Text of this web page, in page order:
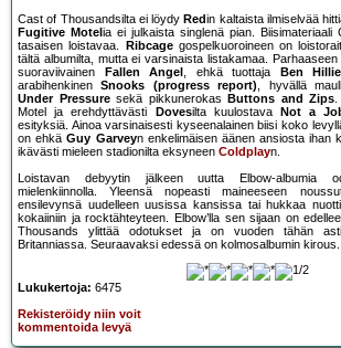
Cast of Thousandsilta ei löydy Redin kaltaista ilmiselvää
Fugitive Motel ia ei julkaista singlenä pian. Biisimateriaali
tasaisen loistavaa.
Ribcagegospelkuoroineen on
tältä albumilta, mutta ei varsinaista listakamaa.
suoraviivainen
Fallen Angel , ehkä tuottaja Ben
arabihenkinenSnooks (progress report), hyvällä
Under Pressuresekä pikkunerokas Buttons and Zips.
Motel ja erehdyttävästi
Dovesilta kuulostava Not a
esityksiä. Ainoa varsinaisesti kyseenalainen biisi koko
on ehkäGuy Garveyn enkelimäisen äänen ansiosta ihan
ikävästi mieleen stadionilta eksyneen Coldplayn.
Loistavan debyytin jälkeen uutta Elbow-albumia
mielenkiinnolla. Yleensä nopeasti maineeseen
ensilevynsä uudelleen uusissa kansissa tai hukkaa
kokaiiniin ja rocktähteyteen. Elbow’lla sen sijaan on
Thousands ylittää odotukset ja on vuoden tähän
Britanniassa. Seuraavaksi edessä on kolmosalbumin kirous.
Lukukertoja: 6475
Rekisteröidy niin voit
kommentoida levyä